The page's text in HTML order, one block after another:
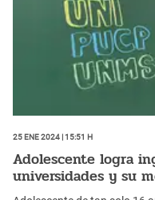
25 Ene 2024 | 15:51 h
Adolescente logra
universidades y su